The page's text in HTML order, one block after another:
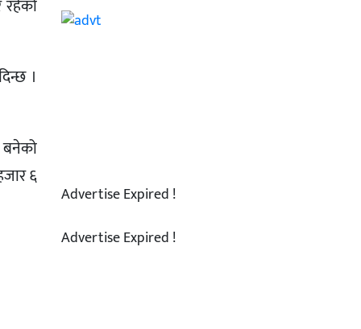
।
बनेको
६
Advertise Expired !
Advertise Expired !